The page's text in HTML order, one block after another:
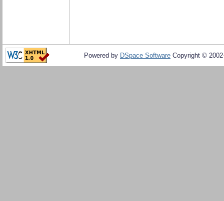
Powered by DSpace Software Copyright ©